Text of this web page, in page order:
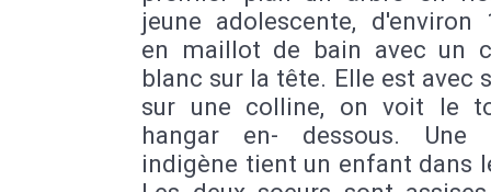
jeune adolescente, d'environ
en maillot de bain avec un
blanc sur la tête. Elle est avec
sur une colline, on voit le
hangar en- dessous. Une
indigène tient un enfant dans